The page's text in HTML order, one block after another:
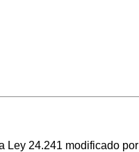
Ley 24.241 modificado por